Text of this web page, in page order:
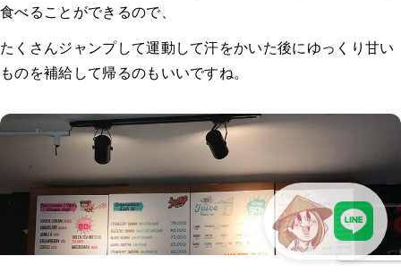
食べることができるので、
たくさんジャンプして運動して汗をかいた後にゆっくり甘い
ものを補給して帰るのもいいですね。